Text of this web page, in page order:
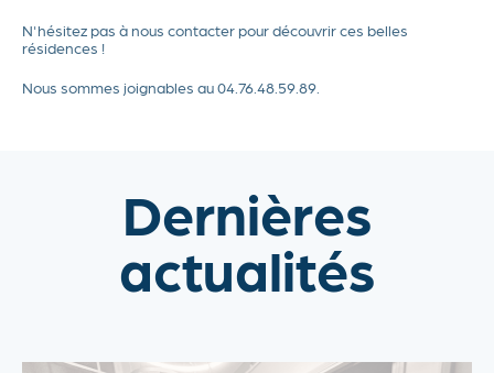
N'hésitez pas à nous contacter pour découvrir ces belles
résidences !
Nous sommes joignables au 04.76.48.59.89.
Dernières
actualités